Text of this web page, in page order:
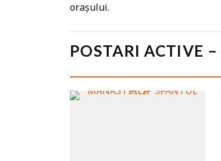
orașului.
POSTARI ACTIVE